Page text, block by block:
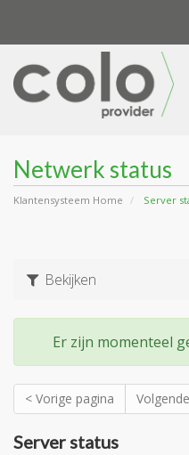
Netwerk status
Klantensysteem Home Server
Bekijken
Er zijn momenteel
< Vorige pagina
Server status